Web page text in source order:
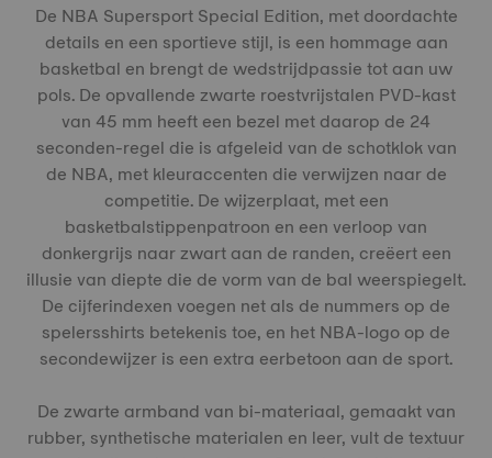
De NBA Supersport Special Edition, met doordachte
details en een sportieve stijl, is een hommage aan
basketbal en brengt de wedstrijdpassie tot aan uw
pols. De opvallende zwarte roestvrijstalen PVD-kast
van 45 mm heeft een bezel met daarop de 24
seconden-regel die is afgeleid van de schotklok van
de NBA, met kleuraccenten die verwijzen naar de
competitie. De wijzerplaat, met een
basketbalstippenpatroon en een verloop van
donkergrijs naar zwart aan de randen, creëert een
illusie van diepte die de vorm van de bal weerspiegelt.
De cijferindexen voegen net als de nummers op de
spelersshirts betekenis toe, en het NBA-logo op de
secondewijzer is een extra eerbetoon aan de sport.
De zwarte armband van bi-materiaal, gemaakt van
rubber, synthetische materialen en leer, vult de textuur